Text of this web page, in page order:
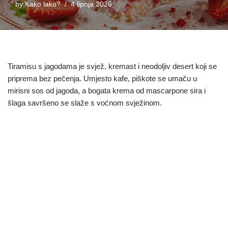
byKako lako? 4 lipnja 2026
Tiramisu s jagodama je svjež, kremast i neodoljiv desert koji se
priprema bez pečenja. Umjesto kafe, piškote se umaču u
mirisni sos od jagoda, a bogata krema od mascarpone sira i
šlaga savršeno se slaže s voćnom svježinom.